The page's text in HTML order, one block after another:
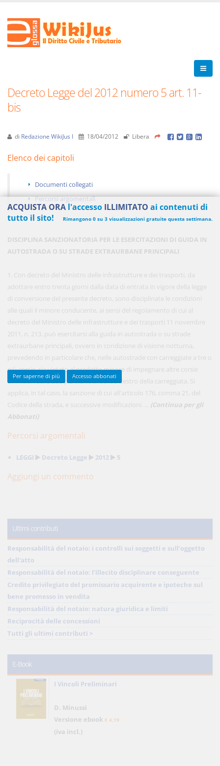
Decreto Legge del 2012 numero 5 art. 11-
bis
di Redazione WikiJus I 18/04/2012 Libera
Elenco dei capitoli
Documenti collegati
Percorsi argomentali
DISCIPLINA SANZIONATORIA PER LE ESERCITAZIONI DI GUIDA IN
AUTOSTRADA O SU STRADE EXTRAURBANE PRINCIPALI
1. Con decreto del Ministro delle infrastrutture e dei trasporti, da
adottare entro trenta giorni dalla data di entrata in vigore della legge
di conversione del presente decreto, sono disciplinate le condizioni
alle quali il minore conducente, ai sensi del regolamento di cui al
decreto del Ministro delle infrastrutture e dei trasporti 11 novembre
2011, n. 213, può esercitarsi alla guida in autostrada o su strade
extraurbane principali, ovvero in condizione di visione notturna,
prevedendo in particolare che, nelle autostrade con carreggiate a tre o
più corsie, sia vietato al predetto minore di impegnare altre corsie
all'infuori delle due più vicine al bordo destro della carreggiata. Si
applica, in tal caso, la sanzione di cui all'articolo 176, comma 21, del
Codice della strada, e successive modificazioni. ... (Continua per gli
Abbonati)
Percorsi argomentali
LEGGI Decreto Legge 2012 5
Aggiungi un commento
Ultimi contributi
Responsabilità del notaio: i controlli sui soggetti e sull'oggetto
dell'atto
Responsabilità del notaio: l'illecito disciplinare conseguente
Credito privilegiato del promissario acquirente e ipoteche sul
bene promesso in vendita
Responsabilità del notaio: natura giuridica e limiti
Reciprocità delle concessioni
Tutti gli ultimi contributi >
E-Book
I Vincoli Preliminari
D. Minussi
Versione ebook € 4,19
(iva incl.)
ACQUISTA ORA l'accesso ILLIMITATO ai contenuti di
tutto il sito!
Rimangono 0 su 3 visualizzazioni gratuite questa settimana.
anziché 570.00€ ,
Acquista ora
Acquista ora
Per saperne di più Accesso abbonati